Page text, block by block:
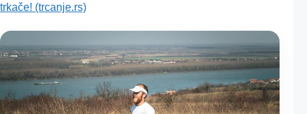
trkače! (trcanje.rs)